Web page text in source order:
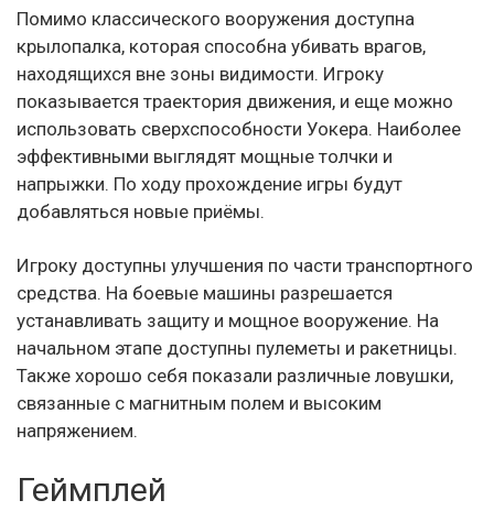
Помимо классического вооружения доступна
крылопалка, которая способна убивать врагов,
находящихся вне зоны видимости. Игроку
показывается траектория движения, и еще можно
использовать сверхспособности Уокера. Наиболее
эффективными выглядят мощные толчки и
напрыжки. По ходу прохождение игры будут
добавляться новые приёмы.
Игроку доступны улучшения по части транспортного
средства. На боевые машины разрешается
устанавливать защиту и мощное вооружение. На
начальном этапе доступны пулеметы и ракетницы.
Также хорошо себя показали различные ловушки,
связанные с магнитным полем и высоким
напряжением.
Геймплей